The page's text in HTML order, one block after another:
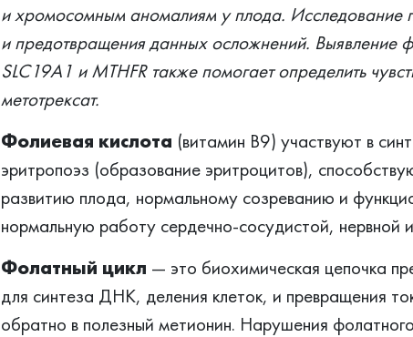
и хромосомным аномалиям у плода. Исследование
и предотвращения данных осложнений. Выявление
SLC19A1 и MTHFR также помогает определить
метотрексат.
Фолиевая кислота (витамин В9) участвуют в
эритропоэз (образование эритроцитов),
развитию плода, нормальному созреванию и
нормальную работу сердечно-сосудистой, нервной
Фолатный цикл — это биохимическая цепочка
для синтеза ДНК, деления клеток, и превращения
обратно в полезный метионин. Нарушения